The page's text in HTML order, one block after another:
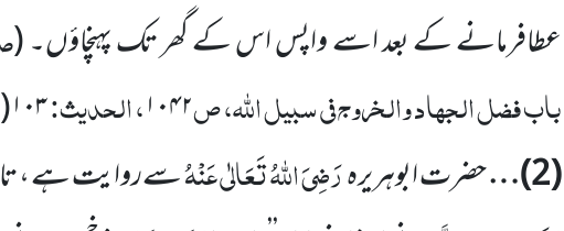
عطافرمانے کے بعد اسے واپس اس کے گھر تک پہنچاؤں۔(
باب فضل الجہاد والخروج فی سبیل اللہ، ص۱۰۴۲، الحدیث:۱۰۳(۱۸۷۶)
(
2
)…حضرت ابوہریرہرَضِیَ اللہُ تَعَالٰی عَنْہُسےروایت ہے ،